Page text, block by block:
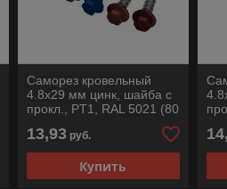
Саморез кровельный
4.8х29 мм цинк, шайба с
прокл., PT1, RAL 5021 (80
шт в пласт. конт.) STARFIX
13,93руб.
Купить